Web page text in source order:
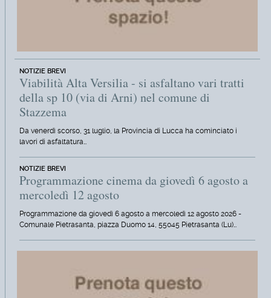
NOTIZIE BREVI
Viabilità Alta Versilia - si asfaltano vari tratti
della sp 10 (via di Arni) nel comune di
Stazzema
Da venerdì scorso, 31 luglio, la Provincia di Lucca ha cominciato i
lavori di asfaltatura…
NOTIZIE BREVI
Programmazione cinema da giovedì 6 agosto a
mercoledì 12 agosto
Programmazione da giovedì 6 agosto a mercoledì 12 agosto 2026 -
Comunale Pietrasanta, piazza Duomo 14, 55045 Pietrasanta (Lu)…